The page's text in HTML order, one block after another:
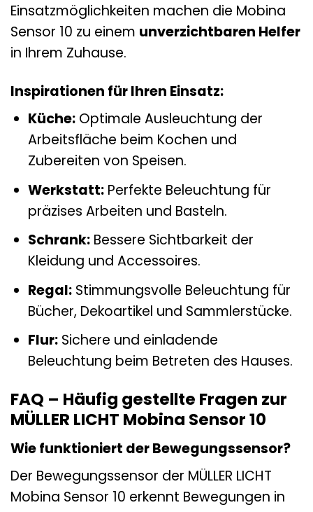
Einsatzmöglichkeiten machen die Mobina
Sensor 10 zu einem unverzichtbaren Helfer
in Ihrem Zuhause.
Inspirationen für Ihren Einsatz:
Küche:Optimale Ausleuchtung der
Arbeitsfläche beim Kochen und
Zubereiten von Speisen.
Werkstatt:Perfekte Beleuchtung für
präzises Arbeiten und Basteln.
Schrank:Bessere Sichtbarkeit der
Kleidung und Accessoires.
Regal:Stimmungsvolle Beleuchtung für
Bücher, Dekoartikel und Sammlerstücke.
Flur:Sichere und einladende
Beleuchtung beim Betreten des Hauses.
FAQ – Häufig gestellte Fragen zur
MÜLLER LICHT Mobina Sensor 10
Wie funktioniert der Bewegungssensor?
Der Bewegungssensor der MÜLLER LICHT
Mobina Sensor 10 erkennt Bewegungen in